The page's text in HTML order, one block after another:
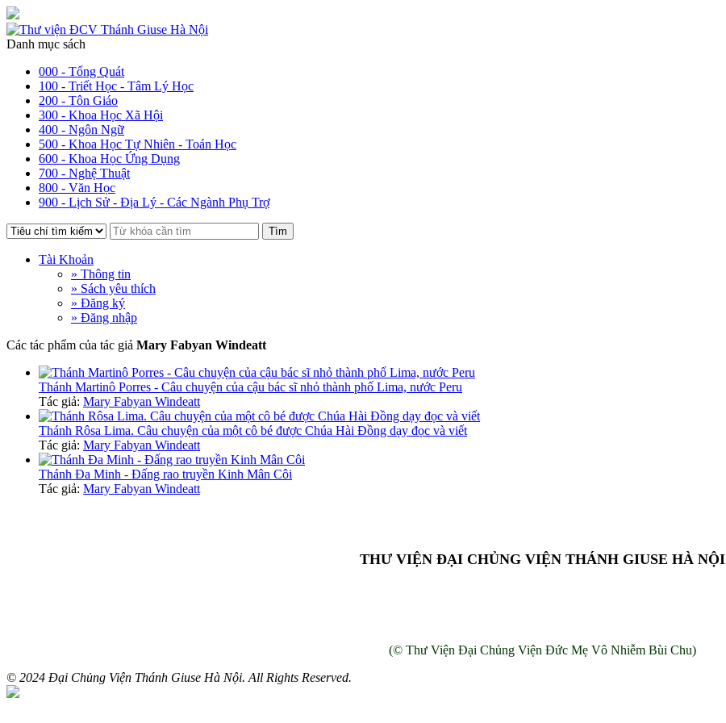
Danh mục sách
000 - Tổng Quát
100 - Triết Học - Tâm Lý Học
200 - Tôn Giáo
300 - Khoa Học Xã Hội
400 - Ngôn Ngữ
500 - Khoa Học Tự Nhiên - Toán Học
600 - Khoa Học Ứng Dụng
700 - Nghệ Thuật
800 - Văn Học
900 - Lịch Sử - Địa Lý - Các Ngành Phụ Trợ
Tìm
Tài Khoản
» Thông tin
» Sách yêu thích
» Đăng ký
» Đăng nhập
Các tác phẩm của tác giả Mary Fabyan Windeatt
Thánh Martinô Porres - Câu chuyện của cậu bác sĩ nhỏ thành phố Lima, nước Peru
Tác giả: Mary Fabyan Windeatt
Thánh Rôsa Lima. Câu chuyện của một cô bé được Chúa Hài Đồng dạy đọc và viết
Tác giả: Mary Fabyan Windeatt
Thánh Đa Minh - Đấng rao truyền Kinh Mân Côi
Tác giả: Mary Fabyan Windeatt
THƯ VIỆN ĐẠI CHỦNG VIỆN THÁNH GIUSE HÀ NỘI
(© Thư Viện Đại Chủng Viện Đức Mẹ Vô Nhiễm Bùi Chu)
© 2024 Đại Chủng Viện Thánh Giuse Hà Nội. All Rights Reserved.